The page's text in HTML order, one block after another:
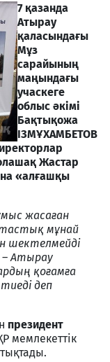
7 қазанда
Атырау
қаласындағы
Мұз
сарайының
маңындағы
учаскеге
облыс әкімі
Бақтықожа
ІЗМҰХАМБЕТОВ
Жастар
«алғашқы
жасаған
мұнай
шектелмейді
Атырау
қоғамға
деп
президент
мемлекеттік